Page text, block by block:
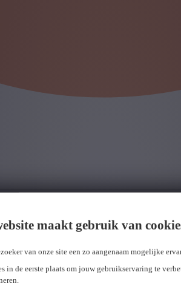
maakt gebruik van
van onze site een zo aangenaam mogelijke
in de eerste plaats om jouw gebruikservaring te